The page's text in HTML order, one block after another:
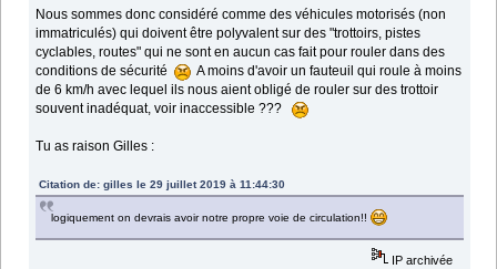
Nous sommes donc considéré comme des véhicules motorisés (non
immatriculés) qui doivent être polyvalent sur des "trottoirs, pistes
cyclables, routes" qui ne sont en aucun cas fait pour rouler dans des
conditions de sécurité
A moins d'avoir un fauteuil qui roule à moins
de 6 km/h avec lequel ils nous aient obligé de rouler sur des trottoir
souvent inadéquat, voir inaccessible ???
Tu as raison Gilles :
Citation de: gilles le 29 juillet 2019 à 11:44:30
logiquement on devrais avoir notre propre voie de circulation!!
IP archivée